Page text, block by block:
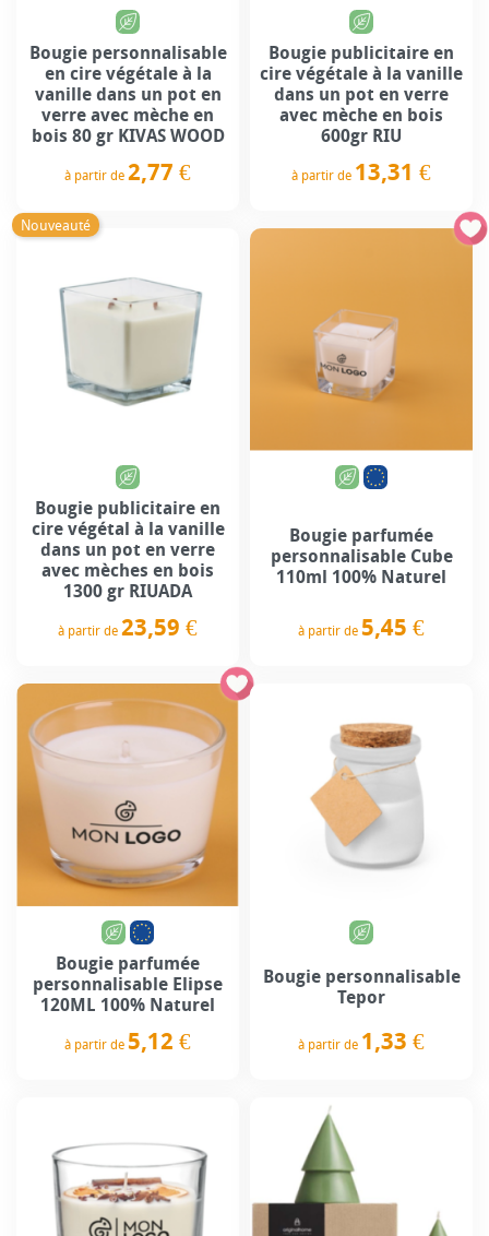
Bougie personnalisable
en cire végétale à la
vanille dans un pot en
verre avec mèche en
bois 80 gr KIVAS WOOD
à partir de 2,77 €
Bougie publicitaire en
cire végétale à la vanille
dans un pot en verre
avec mèche en bois
600gr RIU
à partir de 13,31 €
Nouveauté
Bougie publicitaire en
cire végétal à la vanille
dans un pot en verre
avec mèches en bois
1300 gr RIUADA
à partir de 23,59 €
Bougie parfumée
personnalisable Cube
110ml 100% Naturel
à partir de 5,45 €
Bougie parfumée
personnalisable Elipse
120ML 100% Naturel
à partir de 5,12 €
Bougie personnalisable
Tepor
à partir de 1,33 €